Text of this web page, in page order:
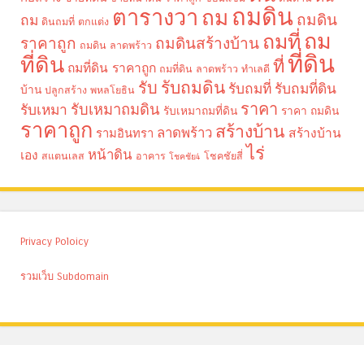
ถม ดินถมที่ ตกแต่ง ตารางวา ถม ถมดิน ถมดิน
ราคาถูก ถมดิน ลาดพร้าว ถมดินสร้างบ้าน ถมที่ถม
ที่ดิน ถมที่ดิน ราคาถูก ถมที่ดิน ลาดพร้าว ทำเลดี ที่ ที่ดิน
บ้าน ปลูกสร้าง พหลโยธิน รับ รับถมดิน รับถมที่ รับถมที่ดิน
รับเหมา รับเหมาถมดิน รับเหมาถมที่ดิน ราคา ราคา ถมดิน
ราคาถูก รามอินทรา ลาดพร้าว สร้างบ้าน สร้างบ้าน
เอง สแตนเลส หน้าดิน อาคาร โชคชัย4 โชคชัยสี่ ไร่
Privacy Poloicy
รวมเว็บ Subdomain